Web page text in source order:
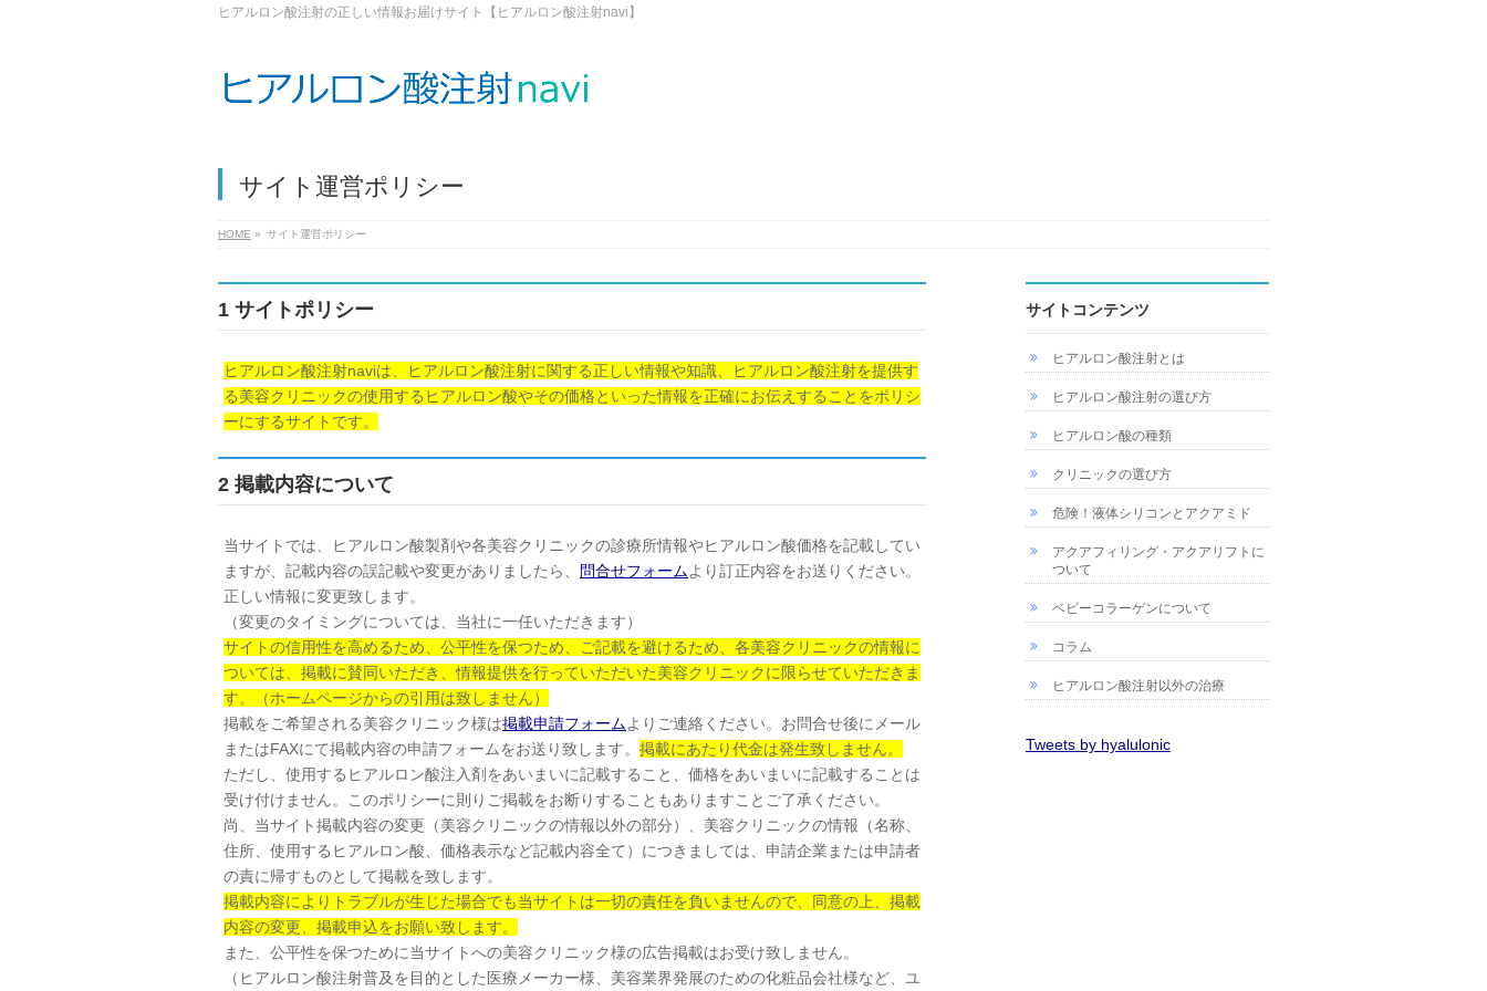
ヒアルロン酸注射の正しい情報お届けサイト【ヒアルロン酸注射navi】
サイト運営ポリシー
HOME » サイト運営ポリシー
1 サイトポリシー
ヒアルロン酸注射naviは、ヒアルロン酸注射に関する正しい情報や知識、ヒアルロン酸注射を提供す
る美容クリニックの使用するヒアルロン酸やその価格といった情報を正確にお伝えすることをポリシ
ーにするサイトです。
2 掲載内容について
当サイトでは、ヒアルロン酸製剤や各美容クリニックの診療所情報やヒアルロン酸価格を記載してい
ますが、記載内容の誤記載や変更がありましたら、
問合せフォームより訂正内容をお送りください。
正しい情報に変更致します。
（変更のタイミングについては、当社に一任いただきます）
サイトの信用性を高めるため、公平性を保つため、ご記載を避けるため、各美容クリニックの情報に
ついては、掲載に賛同いただき、情報提供を行っていただいた美容クリニックに限らせていただきま
す。（ホームページからの引用は致しません）
掲載をご希望される美容クリニック様は掲載申請フォームよりご連絡ください。お問合せ後にメール
またはFAXにて掲載内容の申請フォームをお送り致します。 掲載にあたり代金は発生致しません。
ただし、使用するヒアルロン酸注入剤をあいまいに記載すること、価格をあいまいに記載することは
受け付けません。このポリシーに則りご掲載をお断りすることもありますことご了承ください。
尚、当サイト掲載内容の変更（美容クリニックの情報以外の部分）、美容クリニックの情報（名称、
住所、使用するヒアルロン酸、価格表示など記載内容全て）につきましては、申請企業または申請者
の責に帰すものとして掲載を致します。
掲載内容によりトラブルが生じた場合でも当サイトは一切の責任を負いませんので、同意の上、掲載
内容の変更、掲載申込をお願い致します。
また、公平性を保つために当サイトへの美容クリニック様の広告掲載はお受け致しません。
（ヒアルロン酸注射普及を目的とした医療メーカー様、美容業界発展のための化粧品会社様など、ユ
サイトコンテンツ
ヒアルロン酸注射とは
ヒアルロン酸注射の選び方
ヒアルロン酸の種類
クリニックの選び方
危険！液体シリコンとアクアミド
アクアフィリング・アクアリフトに
ついて
ベビーコラーゲンについて
コラム
ヒアルロン酸注射以外の治療
Tweets by hyalulonic